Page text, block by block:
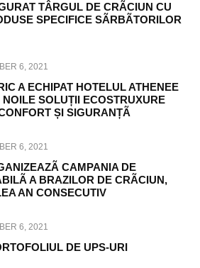
TÂRGUL DE CRÃCIUN CU
SPECIFICE SÃRBÃTORILOR
6, 2021
A ECHIPAT HOTELUL ATHENEE
SOLUȚII ECOSTRUXURE
ȘI SIGURANȚÃ
6, 2021
CAMPANIA DE
A BRAZILOR DE CRÃCIUN,
AN CONSECUTIV
6, 2021
DE UPS-URI